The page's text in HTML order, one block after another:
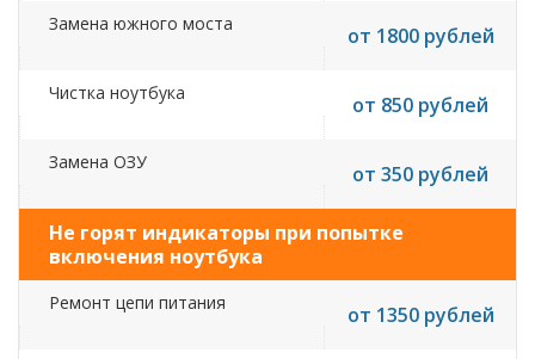
Замена южного моста от 1800 рублей
Чистка ноутбука от 850 рублей
Замена ОЗУ от 350 рублей
Не горят индикаторы при попытке
включения ноутбука
Ремонт цепи питания от 1350 рублей